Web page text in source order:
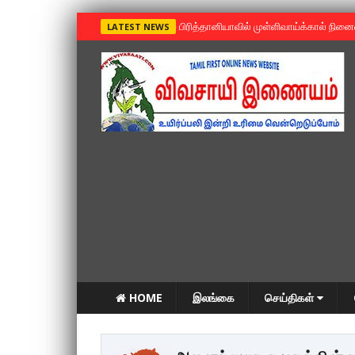
LATEST NEWS »பிரித்தானியாவில் முள்ளிவாய்க்கால்
HOME இலங்கை செய்திகள்